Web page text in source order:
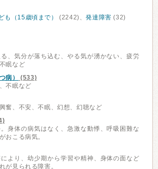
も（15歳頃まで） (2242)、発達障害 (32)
、気分が落ち込む、やる気が湧かない、疲労
眠など
病）
(533)
不眠など
奮、不安、不眠、幻想、幻聴など
身体の病気はなく、急激な動悸、呼吸困難な
おこる病気。
より、幼少期から学習や精神、身体の面など
が見られる障害。